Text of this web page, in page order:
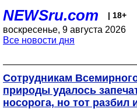
NEWSru.com | 18+
воскресенье, 9 августа 2026
Все новости дня
Сотрудникам
природы удалось
носорога, но тот разбил